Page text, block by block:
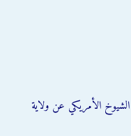
الأمريكي عن ولاية